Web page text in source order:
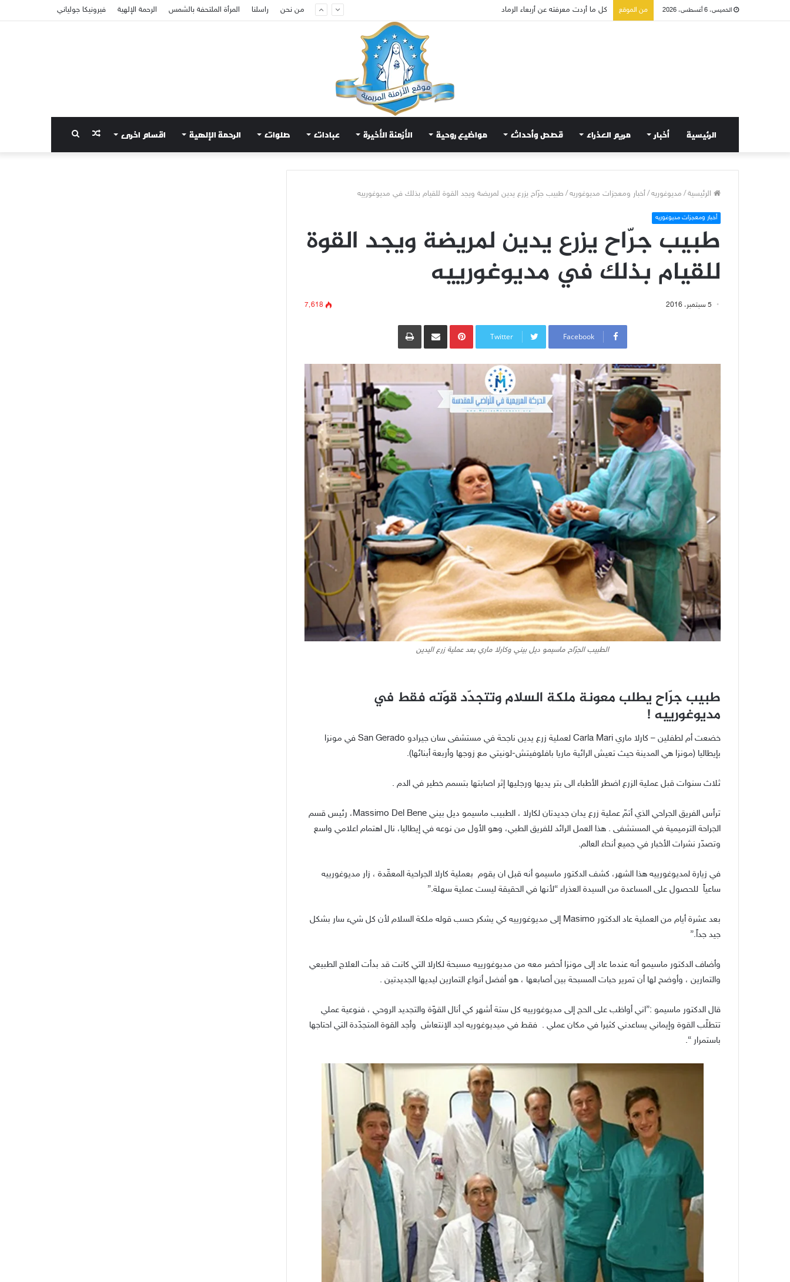
الخميس، 6 أغسطس، 2026 من الموقع صلاة إلى مريم سلطانة السلام لتهدئة الغضب الإلهي من نحن راسلنا المرأة الملتحفة بالشمس الرحمة الإلهية فيرونيكا جولياني
الرئيسية أخبار مريم العذراء قصص وأحداث مواضيع روحية الأزمنة الأخيرة عبادات صلوات الرحمة الإلهية اقسام اخرى بحث مقال
الرئيسية/ مديوغوريه/أخبار ومعجزات مديوغوريه/ طبيب جرّاح يزرع يدين لمريضة ويجد القوة للقيام بذلك في مديوغورييه
أخبار ومعجزات مديوغوريه
طبيب جرّاح يزرع يدين لمريضة ويجد القوة
للقيام بذلك في مديوغورييه
5 سبتمبر، 2016 7٬618
Facebook
Twitter
Pinterestمشاركة عبر البريد طباعة
الطبيب الجرّاح ماسيمو ديل بيني وكارلا ماري بعد عملية زرع اليدين
طبيب جرّاح يطلب معونة ملكة السلام وتتجدّد قوّته فقط في
مديوغورييه !
خضعت أم لطفلين – كارلا ماري Carla Mari لعملية زرع يدين ناجحة في مستشفى سان جيرادو San Gerado في مونزا
بإيطاليا (مونزا هي المدينة حيث تعيش الرائية ماريا بافلوفيتش-لونيتي مع زوجها وأربعة أبنائها).
ثلاث سنوات قبل عملية الزرع اضطر الأطباء الى بتر يديها ورجليها إثر اصابتها بتسمم خطير في الدم .
ترأس الفريق الجراحي الذي أتمّ عملية زرع يدان جديدتان لكارلا ، الطبيب ماسيمو ديل بيني Massimo Del Bene، رئيس قسم
الجراحة الترميمية في المستشفى . هذا العمل الرائد للفريق الطبي، وهو الأول من نوعه في إيطاليا، نال اهتمام اعلامي واسع
وتصدّر نشرات الأخبار في جميع أنحاء العالم.
في زيارة لمديوغورييه هذا الشهر، كشف الدكتور ماسيمو أنه قبل ان يقوم بعملية كارلا الجراحية المعقّدة ، زار مديوغورييه
ساعياً للحصول على المساعدة من السيدة العذراء “لأنها في الحقيقة ليست عملية سهلة.”
بعد عشرة أيام من العملية عاد الدكتور Masimo إلى مديوغورييه كي يشكر حسب قوله ملكة السلام لأن كل شيء سار بشكل
جيد جداً.”
وأضاف الدكتور ماسيمو أنه عندما عاد إلى مونزا أحضر معه من مديوغورييه مسبحة لكارلا التي كانت قد بدأت العلاج الطبيعي
والتمارين ، وأوضح لها أن تمرير حبات المسبحة بين أصابعها ، هو أفضل أنواع التمارين ليديها الجديدتين .
قال الدكتور ماسيمو :”اني أواظب على الحج إلى مديوغورييه كل ستة أشهر كي أنال القوّة والتجديد الروحي ، فنوعية عملي
تتطلّب القوة وإيماني يساعدني كثيرا في مكان عملي . فقط في ميديوغوريه اجد الإنتعاش وأجد القوة المتجدّدة التي احتاجها
باستمرار “.